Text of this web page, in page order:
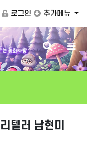
로그인 추가메뉴
는 동화사랑 검
색
버
튼
메
뉴
버
튼
텔러 남현미